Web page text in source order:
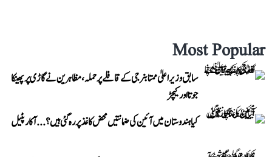
Most Popular
سابق وزیر اعلیٰ ممتا بنرجی کے قافلے پر حملہ، مظاہرین نے گاڑی پر پھینکا
جوتا اور کیچڑ
کیا ہندوستان میں آئین کی ضمانتیں محض کاغذ پر رہ گئی ہیں؟...آکار پٹیل